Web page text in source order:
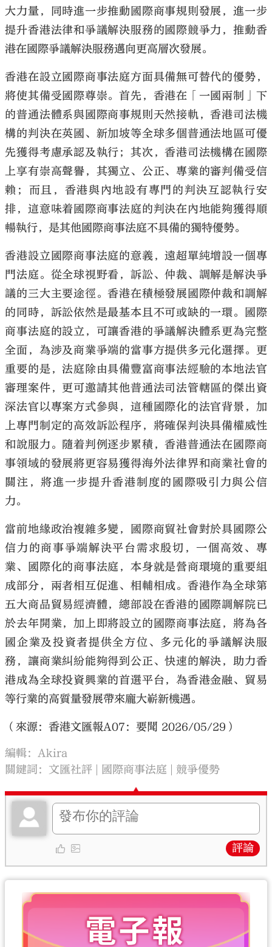
大力量，同時進一步推動國際商事規則發展，進一步
提升香港法律和爭議解決服務的國際競爭力，推動香
港在國際爭議解決服務邁向更高層次發展。
香港在設立國際商事法庭方面具備無可替代的優勢，
將使其備受國際尊崇。首先，香港在「一國兩制」下
的普通法體系與國際商事規則天然接軌，香港司法機
構的判決在英國、新加坡等全球多個普通法地區可優
先獲得考慮承認及執行；其次，香港司法機構在國際
上享有崇高聲譽，其獨立、公正、專業的審判備受信
賴；而且，香港與內地設有專門的判決互認執行安
排，這意味着國際商事法庭的判決在內地能夠獲得順
暢執行，是其他國際商事法庭不具備的獨特優勢。
香港設立國際商事法庭的意義，遠超單純增設一個專
門法庭。從全球視野看，訴訟、仲裁、調解是解決爭
議的三大主要途徑。香港在積極發展國際仲裁和調解
的同時，訴訟依然是最基本且不可或缺的一環。國際
商事法庭的設立，可讓香港的爭議解決體系更為完整
全面，為涉及商業爭端的當事方提供多元化選擇。更
重要的是，法庭除由具備豐富商事法經驗的本地法官
審理案件，更可邀請其他普通法司法管轄區的傑出資
深法官以專案方式參與，這種國際化的法官背景，加
上專門制定的高效訴訟程序，將確保判決具備權威性
和說服力。隨着判例逐步累積，香港普通法在國際商
事領域的發展將更容易獲得海外法律界和商業社會的
關注，將進一步提升香港制度的國際吸引力與公信
力。
當前地緣政治複雜多變，國際商貿社會對於具國際公
信力的商事爭端解決平台需求殷切，一個高效、專
業、國際化的商事法庭，本身就是營商環境的重要組
成部分，兩者相互促進、相輔相成。香港作為全球第
五大商品貿易經濟體，總部設在香港的國際調解院已
於去年開業，加上即將設立的國際商事法庭，將為各
國企業及投資者提供全方位、多元化的爭議解決服
務，讓商業糾紛能夠得到公正、快速的解決，助力香
港成為全球投資興業的首選平台，為香港金融、貿易
等行業的高質量發展帶來龐大嶄新機遇。
（來源：香港文匯報A07：要聞 2026/05/29）
編輯：Akira
關鍵詞： 文匯社評 國際商事法庭 競爭優勢
評論